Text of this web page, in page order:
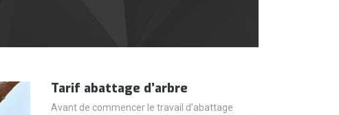
Tarif abattage d’arbre
Avant de commencer le travail d’abattage